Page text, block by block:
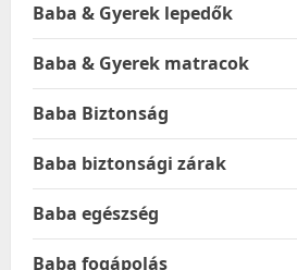
Baba & Gyerek lepedők
Baba & Gyerek matracok
Baba Biztonság
Baba biztonsági zárak
Baba egészség
Baba fogápolás